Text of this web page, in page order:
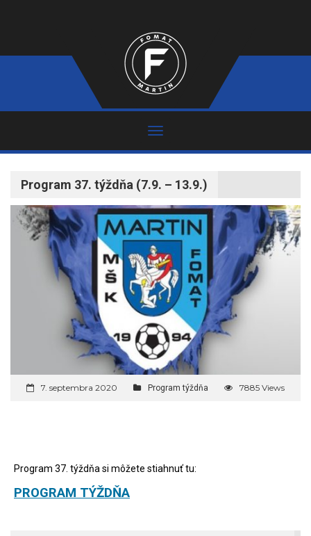
Program 37. týždňa (7.9. – 13.9.)
7. septembra 2020 Program týždňa 7885 Views
Program 37. týždňa si môžete stiahnuť tu:
PROGRAM TÝŽDŇA